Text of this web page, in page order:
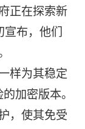
正在探索新
宣布，他们
样为其稳定
加密版本。
，使其免受